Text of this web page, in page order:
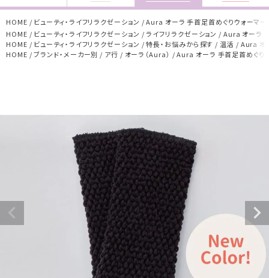
HOME ビューティ・ライフリラクゼーション
Aura オーラ 手首足首めぐりウォーマー
HOME
ビューティ・ライフリラクゼーション ライフリラクゼーション
Aura オーラ
HOME
ビューティ・ライフリラクゼーション 特長・お悩みから探す 温活
Aura オ
HOME
ブランド・メーカー別 ア行 オーラ（Aura） Aura オーラ 手首足首めぐり